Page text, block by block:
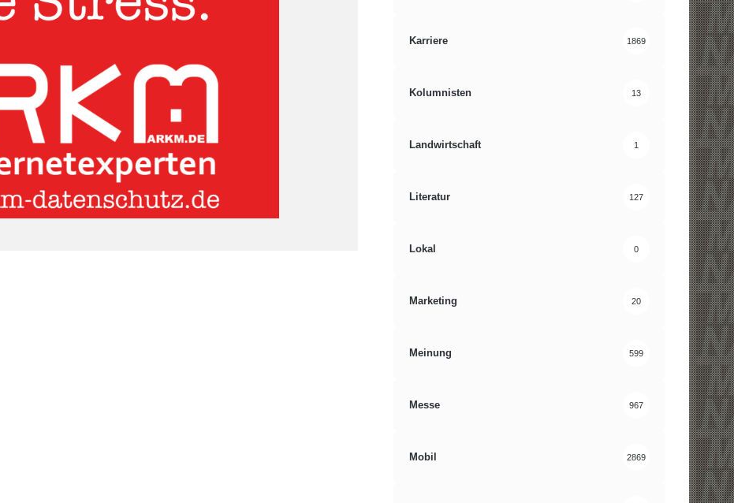
Karriere 1869
Kolumnisten 13
Landwirtschaft 1
Literatur 127
Lokal 0
Marketing 20
Meinung 599
Messe 967
Mobil 2869